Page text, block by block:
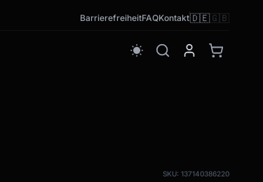
BarrierefreiheitFAQKontakt🇩🇪🇬🇧
wb_sunny
SKU: 137140386220